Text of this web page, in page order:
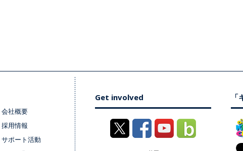
会社概要
採用情報
サポート活動
Get involved